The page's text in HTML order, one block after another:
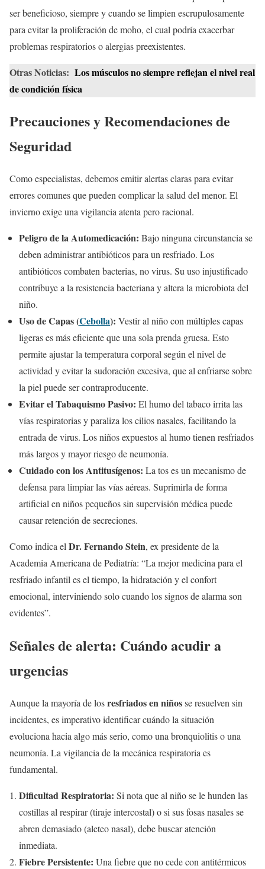
ser beneficioso, siempre y cuando se limpien escrupulosamente
para evitar la proliferación de moho, el cual podría exacerbar
problemas respiratorios o alergias preexistentes.
Otras Noticias: Los músculos no siempre reflejan el nivel real
de condición física
Precauciones y Recomendaciones de
Seguridad
Como especialistas, debemos emitir alertas claras para evitar
errores comunes que pueden complicar la salud del menor. El
invierno exige una vigilancia atenta pero racional.
Peligro de la Automedicación: Bajo ninguna circunstancia se
deben administrar antibióticos para un resfriado. Los
antibióticos combaten bacterias, no virus. Su uso injustificado
contribuye a la resistencia bacteriana y altera la microbiota del
niño.
Uso de Capas (Cebolla): Vestir al niño con múltiples capas
ligeras es más eficiente que una sola prenda gruesa. Esto
permite ajustar la temperatura corporal según el nivel de
actividad y evitar la sudoración excesiva, que al enfriarse sobre
la piel puede ser contraproducente.
Evitar el Tabaquismo Pasivo: El humo del tabaco irrita las
vías respiratorias y paraliza los cilios nasales, facilitando la
entrada de virus. Los niños expuestos al humo tienen resfriados
más largos y mayor riesgo de neumonía.
Cuidado con los Antitusígenos: La tos es un mecanismo de
defensa para limpiar las vías aéreas. Suprimirla de forma
artificial en niños pequeños sin supervisión médica puede
causar retención de secreciones.
Como indica elDr. Fernando Stein, ex presidente de la
Academia Americana de Pediatría: “La mejor medicina para el
resfriado infantil es el tiempo, la hidratación y el confort
emocional, interviniendo solo cuando los signos de alarma son
evidentes”.
Señales de alerta: Cuándo acudir a
urgencias
Aunque la mayoría de losresfriados en niñosse resuelven sin
incidentes, es imperativo identificar cuándo la situación
evoluciona hacia algo más serio, como una bronquiolitis o una
neumonía. La vigilancia de la mecánica respiratoria es
fundamental.
Dificultad Respiratoria: Si nota que al niño se le hunden las
costillas al respirar (tiraje intercostal) o si sus fosas nasales se
abren demasiado (aleteo nasal), debe buscar atención
inmediata.
Fiebre Persistente: Una fiebre que no cede con antitérmicos